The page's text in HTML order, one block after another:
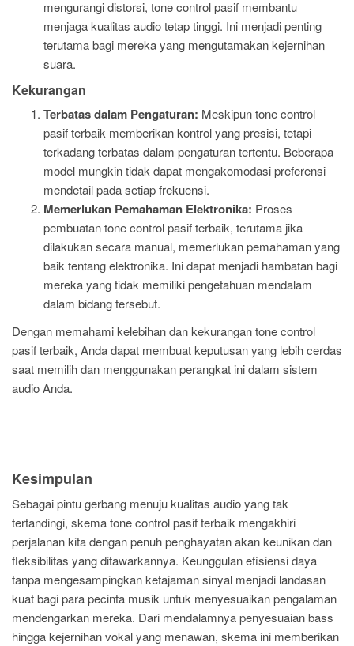
mengurangi distorsi, tone control pasif membantu
menjaga kualitas audio tetap tinggi. Ini menjadi penting
terutama bagi mereka yang mengutamakan kejernihan
suara.
Kekurangan
Terbatas dalam Pengaturan: Meskipun tone control
pasif terbaik memberikan kontrol yang presisi, tetapi
terkadang terbatas dalam pengaturan tertentu. Beberapa
model mungkin tidak dapat mengakomodasi preferensi
mendetail pada setiap frekuensi.
Memerlukan Pemahaman Elektronika: Proses
pembuatan tone control pasif terbaik, terutama jika
dilakukan secara manual, memerlukan pemahaman yang
baik tentang elektronika. Ini dapat menjadi hambatan bagi
mereka yang tidak memiliki pengetahuan mendalam
dalam bidang tersebut.
Dengan memahami kelebihan dan kekurangan tone control
pasif terbaik, Anda dapat membuat keputusan yang lebih cerdas
saat memilih dan menggunakan perangkat ini dalam sistem
audio Anda.
Kesimpulan
Sebagai pintu gerbang menuju kualitas audio yang tak
tertandingi, skema tone control pasif terbaik mengakhiri
perjalanan kita dengan penuh penghayatan akan keunikan dan
fleksibilitas yang ditawarkannya. Keunggulan efisiensi daya
tanpa mengesampingkan ketajaman sinyal menjadi landasan
kuat bagi para pecinta musik untuk menyesuaikan pengalaman
mendengarkan mereka. Dari mendalamnya penyesuaian bass
hingga kejernihan vokal yang menawan, skema ini memberikan